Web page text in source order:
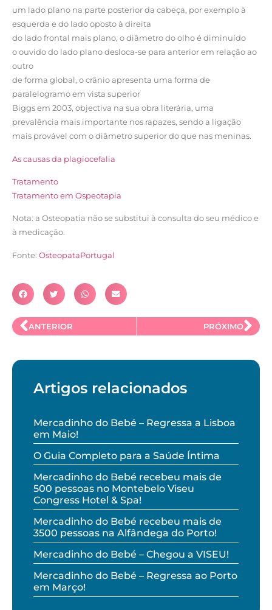
um lado plano na parte posterior da cabeça, por exemplo à
esquerda e do lado oposto à direita
do lado frontal mais plano, o diâmetro do olho é diminuído
o ouvido do lado plano desloca-se para anterior em relação ao
outro
de forma global, o crânio apresenta uma forma de
paralelogramo em vista superior
Biggs em 2003, objectiva na sua obra literária, uma
prevalência mais importante nos rapazes, sendo a ligação
mais provável com o diâmetro superior do que nas meninas.
As causas da plagiocefalia
Tratamento
Tratamento em Ospeotapia
Nota: a Osteopatia não se substitui à consulta do seu médico e
à medicação.
Fonte: OsteopataPortugal
ANTERIOR PRÓXIMO
Artigos relacionados
Mercadinho do Bebé – Regressa a Lisboa
em Maio!
O Guia Completo para a Saúde Íntima
Mercadinho do Bebé recebeu mais de
500 pessoas no Montebelo Viseu
Congress Hotel & Spa!
Mercadinho do Bebé recebeu mais de
3500 pessoas na Alfândega do Porto!
Mercadinho do Bebé – Chegou a VISEU!
Mercadinho do Bebé – Regressa ao Porto
em Março!